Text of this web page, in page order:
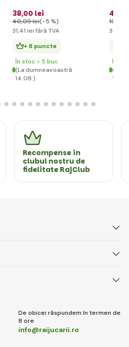
38,00 lei
40,09 lei(-5 %)
31,41 lei fără TVA
+ 8 puncte
În stoc > 5 buc
(La dumneavoastră
14.08.)
42
102
35
În
(La
Recompense în
clubul nostru de
fidelitate RajClub
De obicei răspundem în termen de
8 ore
info@raijucarii.ro